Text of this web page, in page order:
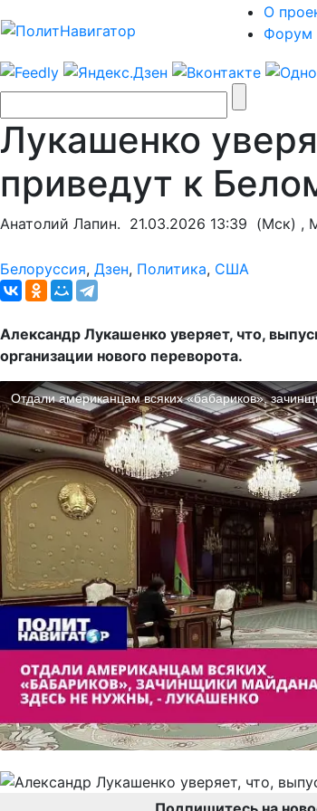
О
Форум
Лукашенко
приведут к
Анатолий Лапин. 21.03.2026 13:39 (Мск) ,
Белоруссия, Дзен, Политика, США
Александр Лукашенко уверяет, что,
организации нового переворота.